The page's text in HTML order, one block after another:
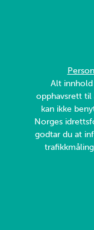
Alt
opphavsrett til
kan ikke
Norges
godtar du at